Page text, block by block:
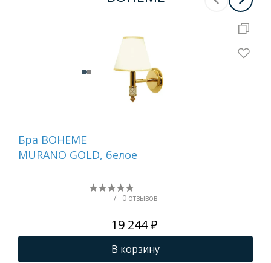
Бра BOHEME
MURANO GOLD, белое
/ 0 отзывов
19 244 ₽
В корзину